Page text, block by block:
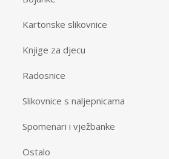
Kartonske slikovnice
Knjige za djecu
Radosnice
Slikovnice s naljepnicama
Spomenari i vježbanke
Ostalo